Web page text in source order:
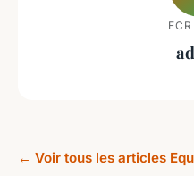
← Voir tous les articles